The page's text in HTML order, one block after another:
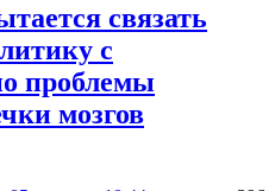
связать
с
проблемы
мозгов